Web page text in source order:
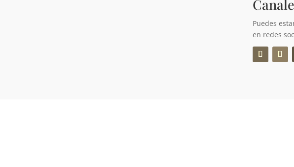
Puedes
en redes